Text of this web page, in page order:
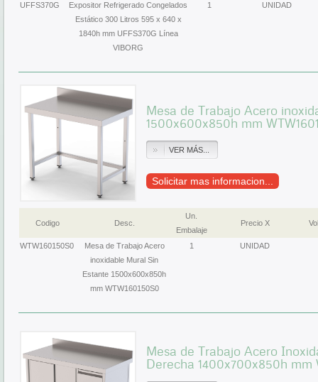
UFFS370G
Expositor Refrigerado Congelados
Estático 300 Litros 595 x 640 x
1840h mm UFFS370G Línea
VIBORG
1 UNIDAD
Mesa de Trabajo Acero
1500x600x850h mm
VER MÁS...
Solicitar mas informacion...
Codigo Desc.
Un.
Embalaje
Precio X
WTW160150S0
Mesa de Trabajo Acero
inoxidable Mural Sin
Estante 1500x600x850h
mm WTW160150S0
1 UNIDAD
Mesa de Trabajo Acero
Derecha 1400x700x850h mm